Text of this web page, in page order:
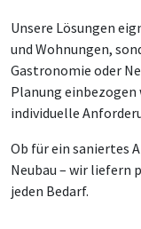
Unsere Lösungen
und Wohnungen,
Gastronomie oder
Planung einbezogen
individuelle
Ob für ein saniertes
Neubau – wir liefern
jeden Bedarf.